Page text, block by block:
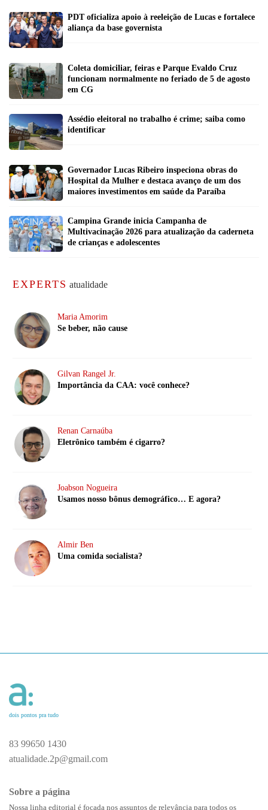
PDT oficializa apoio à reeleição de Lucas e fortalece
aliança da base governista
Coleta domiciliar, feiras e Parque Evaldo Cruz
funcionam normalmente no feriado de 5 de agosto
em CG
Assédio eleitoral no trabalho é crime; saiba como
identificar
Governador Lucas Ribeiro inspeciona obras do
Hospital da Mulher e destaca avanço de um dos
maiores investimentos em saúde da Paraíba
Campina Grande inicia Campanha de
Multivacinação 2026 para atualização da caderneta
de crianças e adolescentes
EXPERTS atualidade
Maria Amorim
Se beber, não cause
Gilvan Rangel Jr.
Importância da CAA: você conhece?
Renan Carnaúba
Eletrônico também é cigarro?
Joabson Nogueira
Usamos nosso bônus demográfico… E agora?
Almir Ben
Uma comida socialista?
dois pontos pra tudo
83 99650 1430
atualidade.2p@gmail.com
Sobre a página
Nossa linha editorial é focada nos assuntos de relevância para todos os